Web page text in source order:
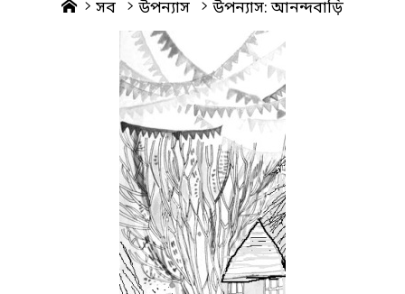
Home
সব উপন্যাস উপন্যাস: আনন্দবাড়ি